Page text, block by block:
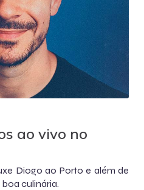
ao vivo no
Diogo ao Porto e além de
culinária.